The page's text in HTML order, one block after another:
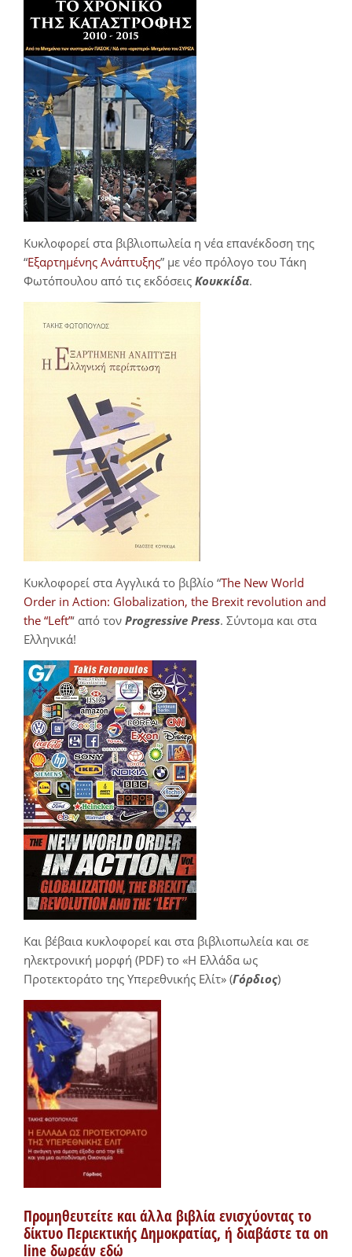
Κυκλοφορεί στα βιβλιοπωλεία η νέα επανέκδοση της
“Εξαρτημένης Ανάπτυξης” με νέο πρόλογο του Τάκη
Φωτόπουλου από τις εκδόσεις Κουκκίδα.
Κυκλοφορεί στα Αγγλικά το βιβλίο “The New World
Order in Action: Globalization, the Brexit revolution and
the “Left”‘ από τον Progressive Press. Σύντομα και στα
Ελληνικά!
Και βέβαια κυκλοφορεί και στα βιβλιοπωλεία και σε
ηλεκτρονική μορφή (PDF) το «Η Ελλάδα ως
Προτεκτοράτο της Υπερεθνικής Ελίτ» (Γόρδιος)
Προμηθευτείτε και άλλα βιβλία ενισχύοντας το
δίκτυο Περιεκτικής Δημοκρατίας, ή διαβάστε τα on
line δωρεάν εδώ